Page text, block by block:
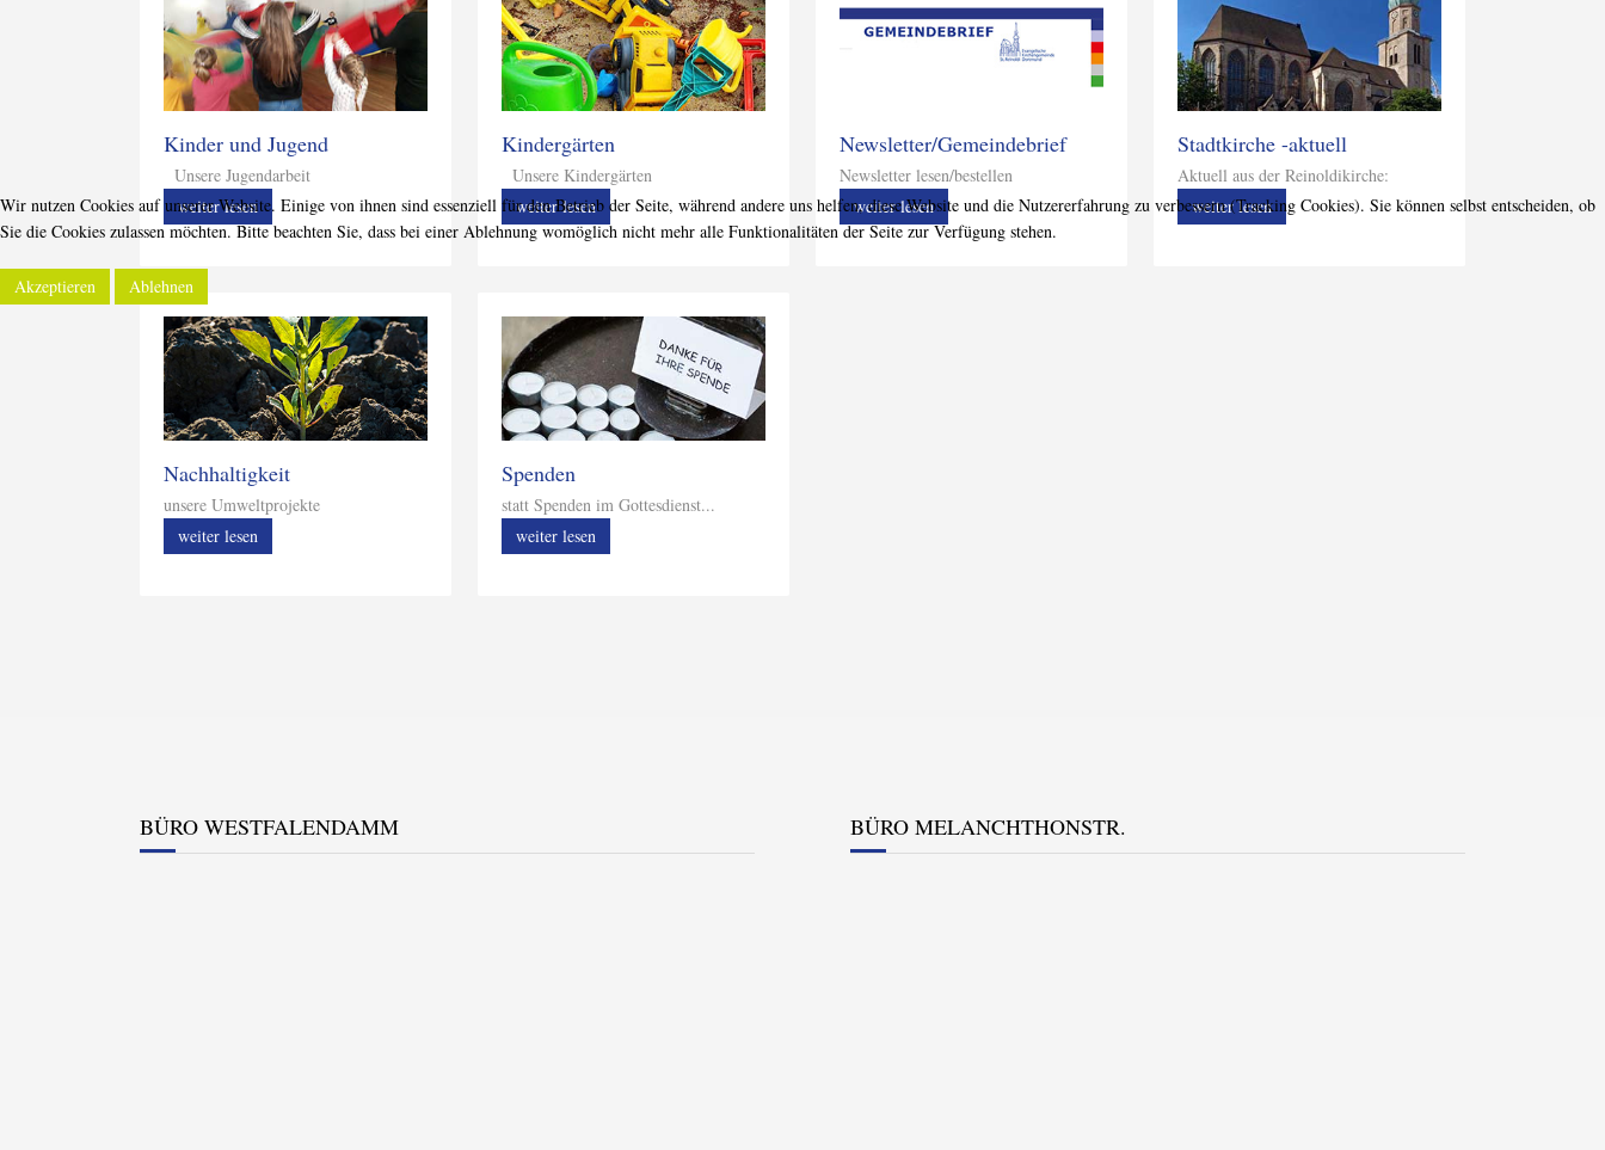
Kinder und Jugend
Unsere Jugendarbeit
weiter lesen
Kindergärten
Unsere Kindergärten
weiter lesen
Newsletter/Gemeindebrief
Newsletter lesen/bestellen
weiter lesen
Stadtkirche -aktuell
Aktuell aus der Reinoldikirche:
weiter lesen
Nachhaltigkeit
unsere Umweltprojekte
weiter lesen
Spenden
statt Spenden im Gottesdienst...
weiter lesen
BÜRO WESTFALENDAMM BÜRO MELANCHTHONSTR.
Wir nutzen Cookies auf unserer Website. Einige von ihnen sind essenziell für den Betrieb der Seite, während andere uns helfen, diese Website und die Nutzererfahrung zu verbessern (Tracking Cookies). Sie können selbst entscheiden, ob
Sie die Cookies zulassen möchten. Bitte beachten Sie, dass bei einer Ablehnung womöglich nicht mehr alle Funktionalitäten der Seite zur Verfügung stehen.
Akzeptieren Ablehnen